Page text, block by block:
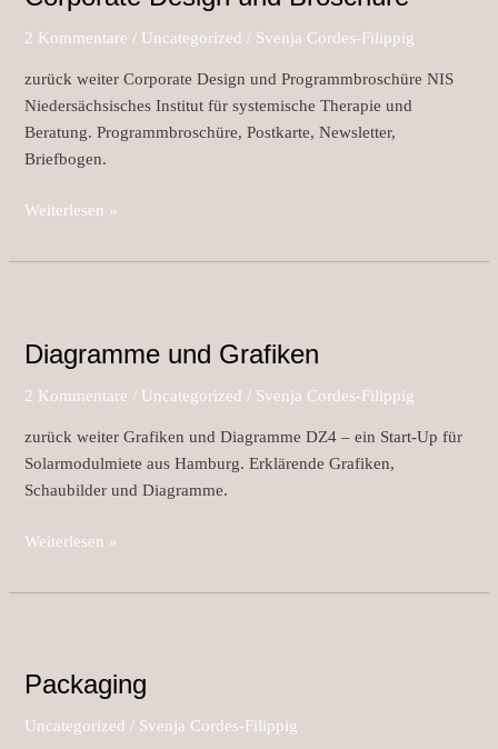
2 Kommentare / Uncategorized / Svenja Cordes-Filippig
zurück weiter Corporate Design und Programmbroschüre NIS
Niedersächsisches Institut für systemische Therapie und
Beratung. Programmbroschüre, Postkarte, Newsletter,
Briefbogen.
Weiterlesen »
Diagramme und Grafiken
2 Kommentare / Uncategorized / Svenja Cordes-Filippig
zurück weiter Grafiken und Diagramme DZ4 – ein Start-Up für
Solarmodulmiete aus Hamburg. Erklärende Grafiken,
Schaubilder und Diagramme.
Grafiken
Weiterlesen »
Packaging
Uncategorized / Svenja Cordes-Filippig